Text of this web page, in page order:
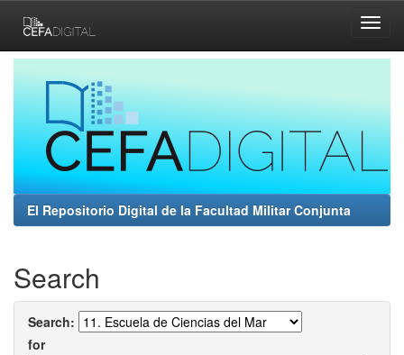
navigation
El Repositorio Digital de la Facultad Militar Conjunta
Search
Search:
for